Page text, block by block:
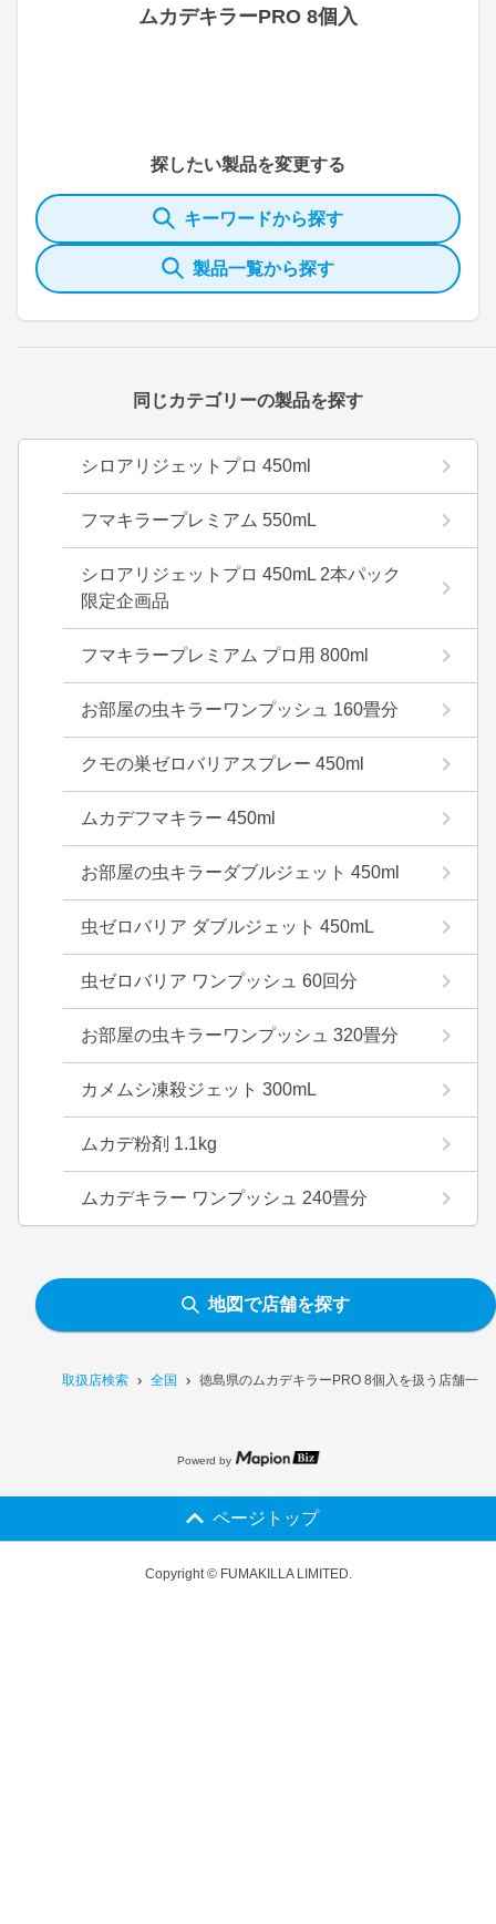
取扱店検索 全国 徳島県のムカデキラーPRO 8個入を扱う店舗一覧
ムカデキラーPRO 8個入
探したい製品を変更する
キーワードから探す
製品一覧から探す
同じカテゴリーの製品を探す
シロアリジェットプロ 450ml
フマキラープレミアム 550mL
シロアリジェットプロ 450mL 2本パック
限定企画品
フマキラープレミアム プロ用 800ml
お部屋の虫キラーワンプッシュ 160畳分
クモの巣ゼロバリアスプレー 450ml
ムカデフマキラー 450ml
お部屋の虫キラーダブルジェット 450ml
虫ゼロバリア ダブルジェット 450mL
虫ゼロバリア ワンプッシュ 60回分
お部屋の虫キラーワンプッシュ 320畳分
カメムシ凍殺ジェット 300mL
ムカデ粉剤 1.1kg
ムカデキラー ワンプッシュ 240畳分
地図で店舗を探す
Powerd by
ページトップ
Copyright © FUMAKILLA LIMITED.